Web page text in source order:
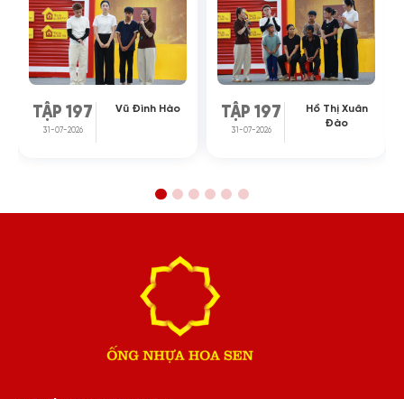
TẬP 197
31-07-2026
Vũ Đình Hào TẬP 197
31-07-2026
Hồ Thị Xuân
Đào